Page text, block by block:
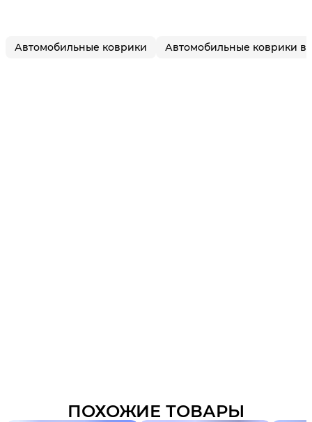
Автомобильные коврики Автомобильные коврики в
ПОХОЖИЕ ТОВАРЫ